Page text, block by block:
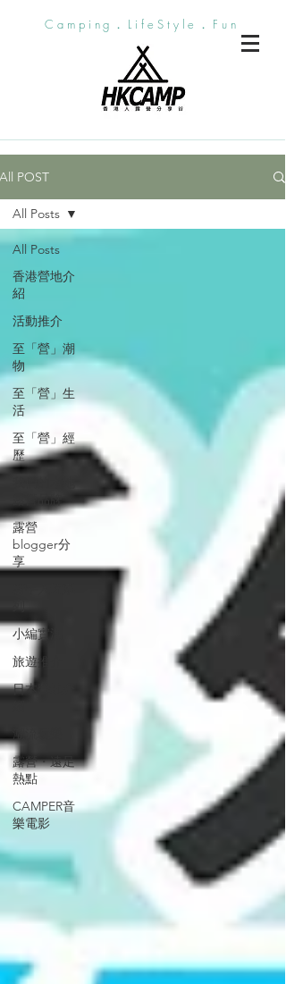
Camping．LifeStyle．Fun
All POST
All Posts
香港營地介
紹
活動推介
至「營」潮
物
至「營」生
活
至「營」經
歷
露營品牌
露營
blogger分
享
小編實測
旅遊推介
日本營地介
潮流玩樂
露營・遠足
熱點
CAMPER音
樂電影
All Posts